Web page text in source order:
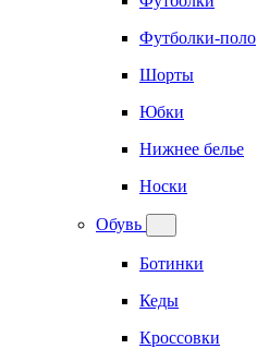
Футболки-поло
Шорты
Юбки
Нижнее белье
Носки
Обувь
Ботинки
Кеды
Кроссовки